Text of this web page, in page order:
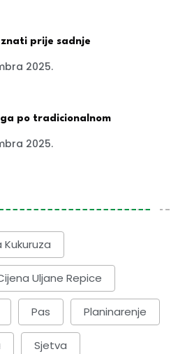
prije sadnje
2025.
po tradicionalnom
2025.
Kukuruza
Uljane Repice
Pas Planinarenje
Sjetva